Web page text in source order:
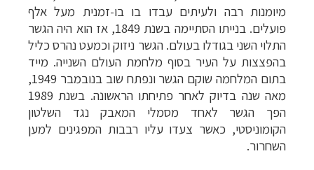
מיומנות רבה ולעיתים עבדו בו בו-זמנית מעל אלף
פועלים. בנייתו הסתיימה בשנת 1849, אז הוא היה הגשר
התלוי השני בגודלו בעולם. הגשר ניזוק וכמעט נהרס כליל
בהפצצות על העיר בסוף מלחמת העולם השנייה. מייד
בתום המלחמה שוקם הגשר ונפתח שוב בנובמבר 1949,
מאה שנה בדיוק לאחר פתיחתו הראשונה. בשנת 1989
הפך הגשר לאחד מסמלי המאבק נגד השלטון
הקומוניסטי, כאשר צעדו עליו רבבות המפגינים למען
השחרור.